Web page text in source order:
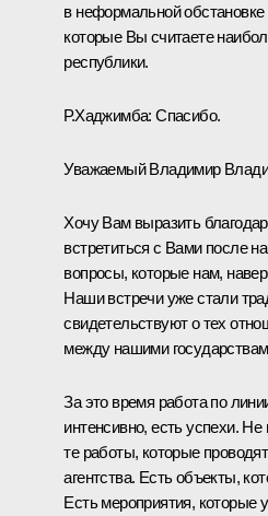
в неформальной
которые Вы считаете
республики.
Р.Хаджимба: Спасибо.
Уважаемый Владимир
Хочу Вам выразить
встретиться с Вами после
вопросы, которые нам,
Наши встречи уже стали
свидетельствуют о тех
между нашими
За это время работа по
интенсивно, есть успехи.
те работы, которые
агентства. Есть объекты,
Есть мероприятия,